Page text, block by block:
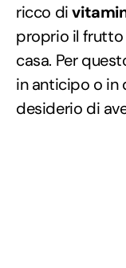
ricco di
proprio il frutto
casa. Per
in anticipo o in
desiderio di